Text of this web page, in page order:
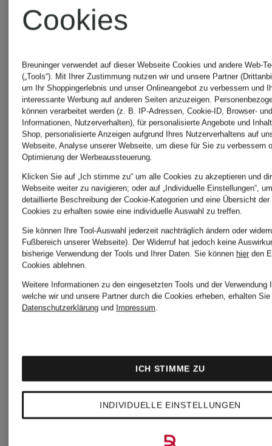
Paris
Hoodies
Ami Paris
Hängerkleider
Ami Paris
Jogginghosen
Ami Paris
Strickstrümpfe
Ami
Paris
Strümpfe
Ami Paris
Ami
Shirts
Ami
Cookies
Breuninger verwendet auf dieser Webseite Cookies und andere Web-
(„Tools“). Mit Ihrer Zustimmung nutzen wir und unsere Partner
um Ihr Shoppingerlebnis und unser Onlineangebot zu verbessern und
interessante Werbung auf anderen Seiten anzuzeigen.
können verarbeitet werden (z. B. IP-Adressen, Cookie-ID, Browser-
Informationen, Nutzerverhalten), für personalisierte Angebote und
Shop, personalisierte Anzeigen aufgrund Ihres Nutzerverhaltens auf
Webseite, Analyse unserer Webseite, um diese für Sie zu verbessern
Optimierung der Werbeaussteuerung.
Klicken Sie auf „Ich stimme zu“ um alle Cookies zu akzeptieren und
Webseite weiter zu navigieren; oder auf „Individuelle Einstellungen“,
detaillierte Beschreibung der Cookie-Kategorien und eine Übersicht
Cookies zu erhalten sowie eine individuelle Auswahl zu treffen.
Sie können Ihre Tool-Auswahl jederzeit nachträglich ändern oder
Fußbereich unserer Webseite). Der Widerruf hat jedoch keine
bisherige Verwendung der Tools und Ihrer Daten. Sie können hier den
Cookies ablehnen.
Weitere Informationen zu den eingesetzten Tools und der Verwendung
welche wir und unsere Partner durch die Cookies erheben, erhalten
Datenschutzerklärung und Impressum.
INDIVIDUELLE EINSTELLUNGEN
ICH STIMME ZU